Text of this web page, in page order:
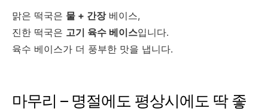
맑은 떡국은 물 + 간장베이스,
진한 떡국은 고기 육수 베이스입니다.
육수 베이스가 더 풍부한 맛을 냅니다.
마무리 – 명절에도 평상시에도 딱 좋